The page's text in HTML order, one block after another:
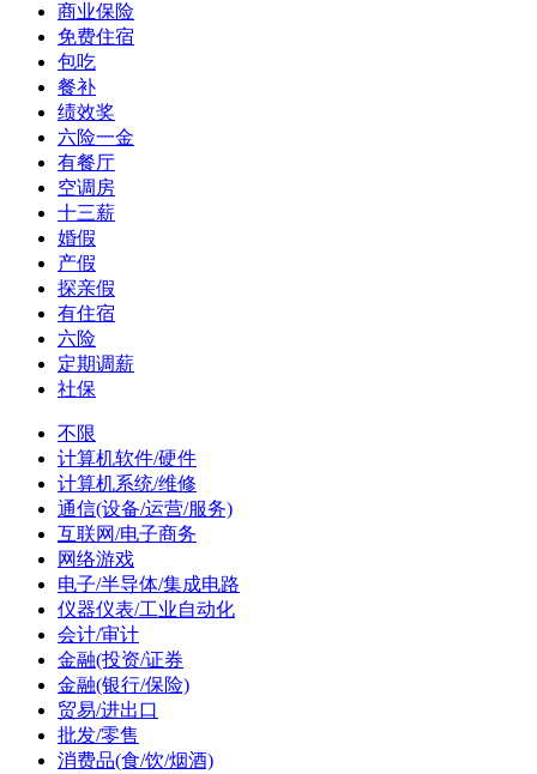
商业保险
免费住宿
包吃
餐补
绩效奖
六险一金
有餐厅
空调房
十三薪
婚假
产假
探亲假
有住宿
六险
定期调薪
社保
不限
计算机软件/硬件
计算机系统/维修
通信(设备/运营/服务)
互联网/电子商务
网络游戏
电子/半导体/集成电路
仪器仪表/工业自动化
会计/审计
金融(投资/证券
金融(银行/保险)
贸易/进出口
批发/零售
消费品(食/饮/烟酒)